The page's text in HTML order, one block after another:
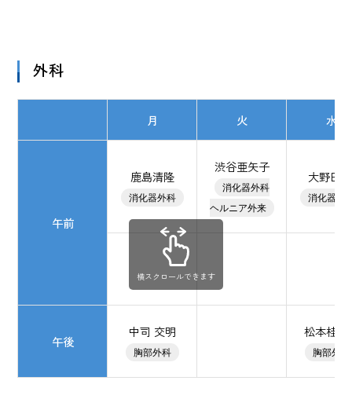
外科
月 火 水
午前
鹿島清隆
消化器外科
渋谷亜矢子
消化器外科
ヘルニア外来
大野田
消化器外
午後
中司 交明
胸部外科
松本桂太
胸部外科
横スクロールできます